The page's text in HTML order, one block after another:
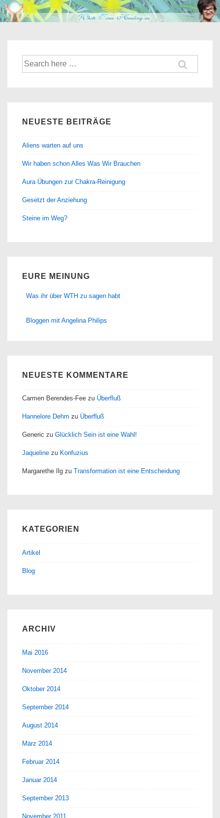
↓
Zum
Suche
nach:
NEUESTE BEITRÄGE
Aliens warten auf uns
Wir haben schon Alles Was Wir Brauchen
Aura Übungen zur Chakra-Reinigung
Gesetzt der Anziehung
Steine im Weg?
EURE MEINUNG
Was ihr über WTH zu sagen habt
Bloggen mit Angelina Philips
NEUESTE KOMMENTARE
Carmen Berendes-Fee zu Überfluß
Hannelore Dehm zu Überfluß
Generic zu Glücklich Sein ist eine Wahl!
Jaqueline zu Konfuzius
Margarethe Ilg zu Transformation ist eine Entscheidung
KATEGORIEN
Artikel
Blog
ARCHIV
Mai 2016
November 2014
Oktober 2014
September 2014
August 2014
März 2014
Februar 2014
Januar 2014
September 2013
November 2011